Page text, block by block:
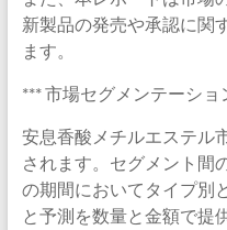
新製品の発売や承認に関
ます。
*** 市場セグメンテーショ
安息香酸メチルエステル
されます。セグメント間
の期間においてタイプ別
と予測を数量と金額で提